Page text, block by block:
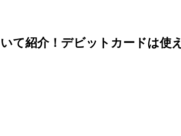
て紹介！デビットカードは使え